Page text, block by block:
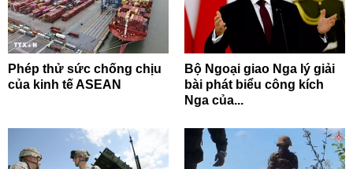
Phép thử sức chống chịu
của kinh tế ASEAN
Bộ Ngoại giao Nga lý giải
bài phát biểu công kích
Nga của...